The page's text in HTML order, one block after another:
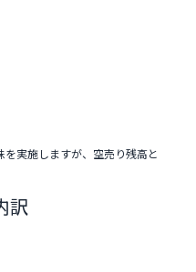
実施しますが、空売り残高と
訳